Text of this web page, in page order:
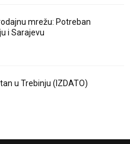
mrežu: Potreban
i Sarajevu
u Trebinju (IZDATO)